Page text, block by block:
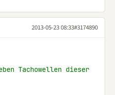
2013-05-23 08:33#3174890
Tachowellen dieser